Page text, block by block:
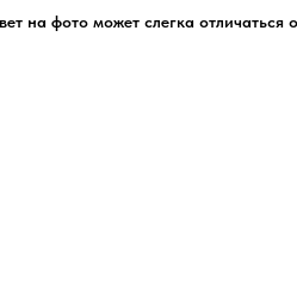
на фото может слегка отличаться